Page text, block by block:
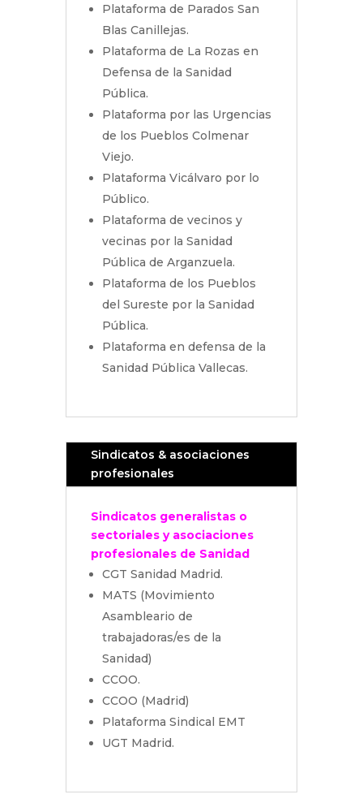
Plataforma de Parados San
Blas Canillejas.
Plataforma de La Rozas en
Defensa de la Sanidad
Pública.
Plataforma por las Urgencias
de los Pueblos Colmenar
Viejo.
Plataforma Vicálvaro por lo
Público.
Plataforma de vecinos y
vecinas por la Sanidad
Pública de Arganzuela.
Plataforma de los Pueblos
del Sureste por la Sanidad
Pública.
Plataforma en defensa de la
Sanidad Pública Vallecas.
Sindicatos & asociaciones
profesionales
Sindicatos generalistas o
sectoriales y asociaciones
profesionales de Sanidad
CGT Sanidad Madrid.
MATS (Movimiento
Asambleario de
trabajadoras/es de la
Sanidad)
CCOO.
CCOO (Madrid)
Plataforma Sindical EMT
UGT Madrid.